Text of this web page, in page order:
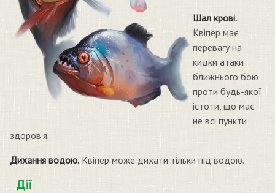
Шал крові.
Квіпер має
перевагу на
кидки атаки
ближнього бою
проти будь-якої
істоти, що має
не всі пункти
здоров’я.
Дихання водою. Квіпер може дихати тільки під водою.
Дії